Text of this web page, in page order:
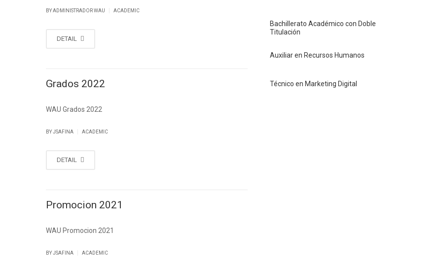
BY ADMINISTRADOR WAU ACADEMIC
DETAIL
Grados 2022
WAU Grados 2022
BYJSAFINA ACADEMIC
DETAIL
Promocion 2021
WAU Promocion 2021
BYJSAFINA ACADEMIC
Bachillerato Académico con Doble
Titulación
Auxiliar en Recursos Humanos
Técnico en Marketing Digital